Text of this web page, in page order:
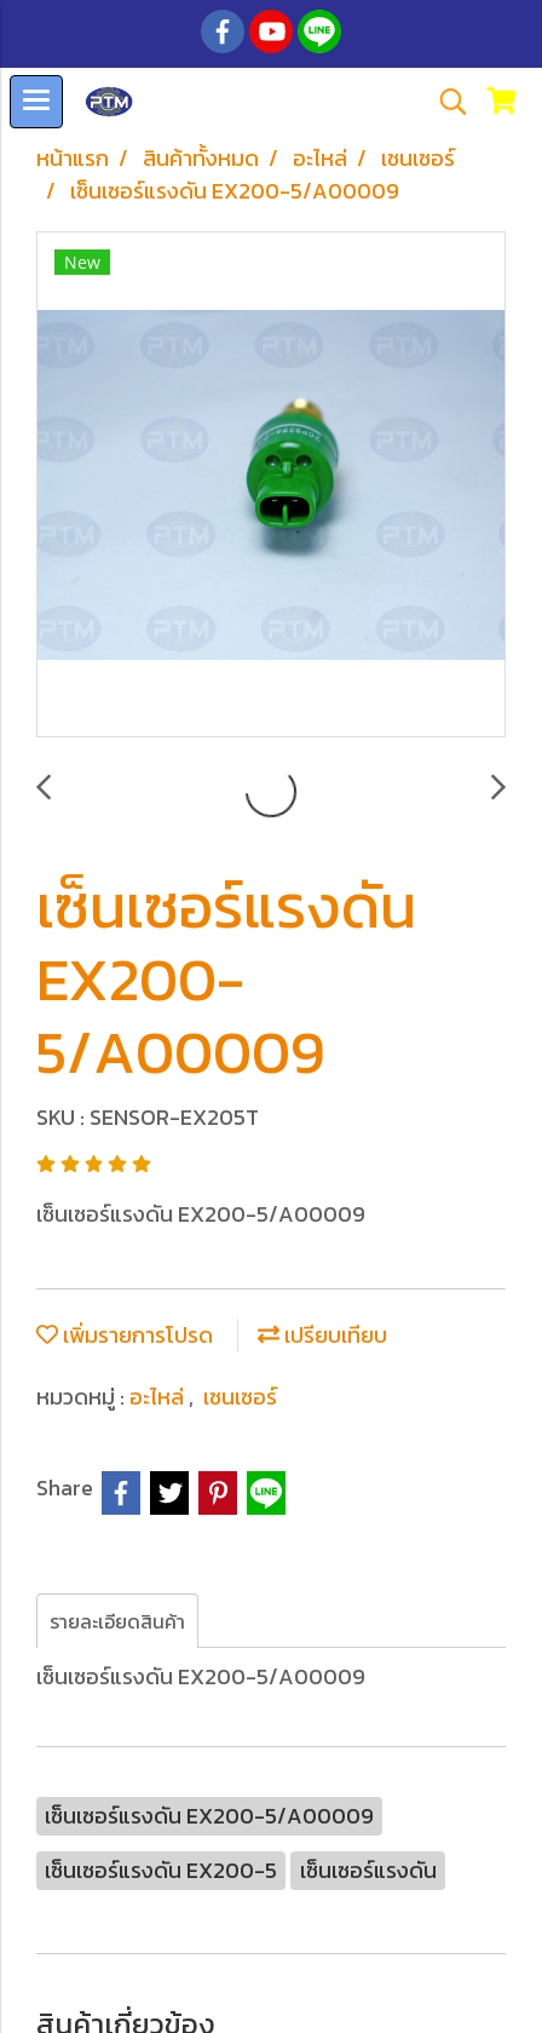
หน้าแรก สินค้าทั้งหมด อะไหล่
เซนเซอร์
เซ็นเซอร์แรงดัน EX200-5/A00009
New
เซ็นเซอร์แรงดัน
EX200-
5/A00009
SKU : SENSOR-EX205T
เซ็นเซอร์แรงดัน EX200-5/A00009
เพิ่มรายการโปรด
เปรียบเทียบ
หมวดหมู่ : อะไหล่ , เซนเซอร์
Share
รายละเอียดสินค้า
เซ็นเซอร์แรงดัน EX200-5/A00009
เซ็นเซอร์แรงดัน EX200-5/A00009
เซ็นเซอร์แรงดัน EX200-5
เซ็นเซอร์แรงดัน
สินค้าเกี่ยวข้อง